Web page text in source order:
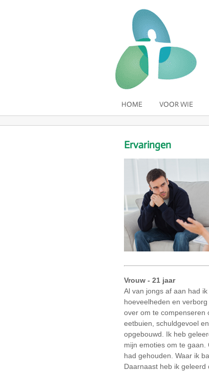
HOME VOOR WIE
Ervaringen
Vrouw - 21 jaar
Al van jongs af aan had
hoeveelheden en
over om te compenseren
eetbuien, schuldgevoel
opgebouwd. Ik heb
mijn emoties om te
had gehouden. Waar ik
Daarnaast heb ik